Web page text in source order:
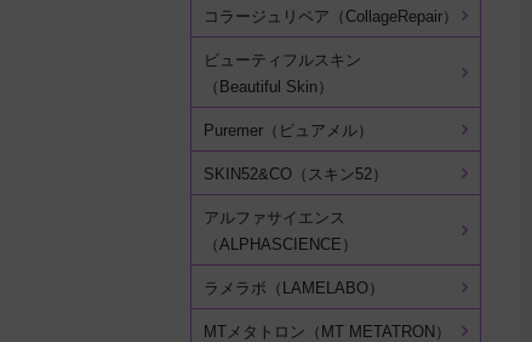
コラージュリペア（CollageRepair）
ビューティフルスキン
（Beautiful Skin）
Puremer（ピュアメル）
SKIN52&CO（スキン52）
アルファサイエンス
（ALPHASCIENCE）
ラメラボ（LAMELABO）
MTメタトロン（MT METATRON）